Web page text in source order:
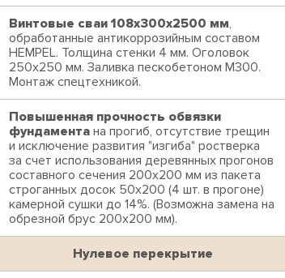
Винтовые сваи 108x300x2500 мм,
обработанные антикоррозийным составом
HEMPEL. Толщина стенки 4 мм. Оголовок
250х250 мм. Заливка пескобетоном М300.
Монтаж спецтехникой.
Повышенная прочность обвязки
фундамента на прогиб, отсутствие трещин
и исключение развития "изгиба" ростверка
за счет использования деревянных прогонов
составного сечения 200х200 мм из пакета
строганных досок 50х200 (4 шт. в прогоне)
камерной сушки до 14%. (Возможна замена на
обрезной брус 200х200 мм).
Нулевое перекрытие